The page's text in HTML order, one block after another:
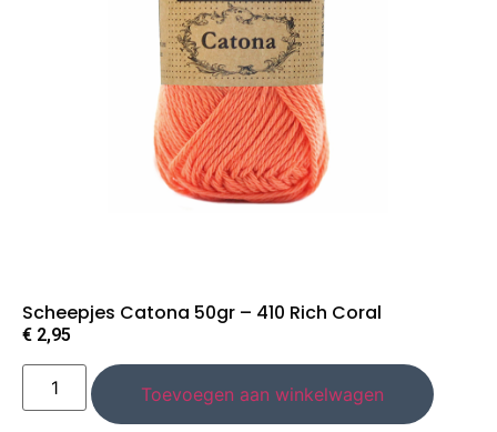
Scheepjes Catona 50gr – 410 Rich Coral
€ 2,95
Toevoegen aan winkelwagen